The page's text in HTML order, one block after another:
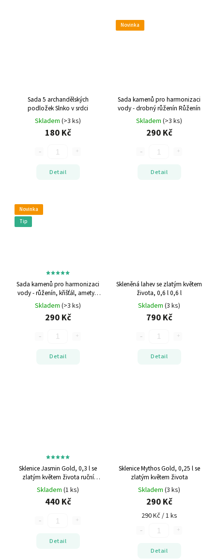
Sada 5 archandělských
podložek Slnko v srdci
Skladem (>3 ks)
180 Kč
Detail
Novinka
Sada kamenů pro harmonizaci
vody - drobný růženín Růženín
Skladem (>3 ks)
290 Kč
Detail
Novinka
Tip
Sada kamenů pro harmonizaci
vody - růženín, křišťál, ametyst
Křišťál, Růženín, Ametyst
Skladem (>3 ks)
290 Kč
Detail
Skleněná lahev se zlatým květem
života, 0,6 l0,6 l
Skladem (3 ks)
790 Kč
Detail
Sklenice Jasmin Gold, 0,3 l se
zlatým květem života ruční
výroba
Skladem (1 ks)
440 Kč
Detail
Sklenice Mythos Gold, 0,25 l se
zlatým květem života
Skladem (3 ks)
290 Kč
290 Kč / 1 ks
Detail